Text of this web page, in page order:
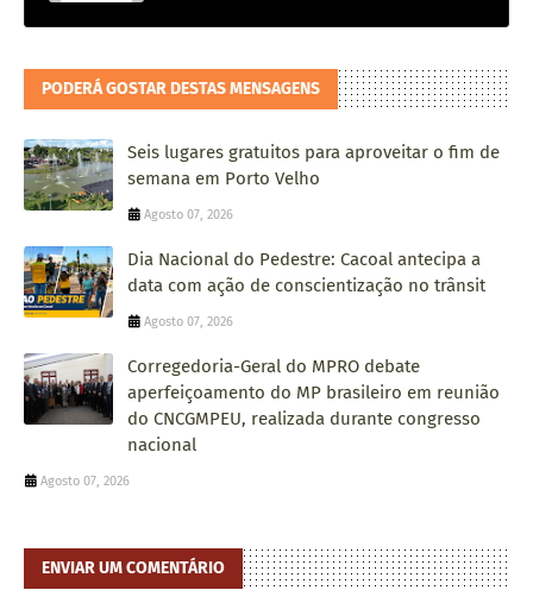
PODERÁ GOSTAR DESTAS MENSAGENS
Seis lugares gratuitos para aproveitar o fim de
semana em Porto Velho
Agosto 07, 2026
Dia Nacional do Pedestre: Cacoal antecipa a
data com ação de conscientização no trânsit
Agosto 07, 2026
Corregedoria-Geral do MPRO debate
aperfeiçoamento do MP brasileiro em reunião
do CNCGMPEU, realizada durante congresso
nacional
Agosto 07, 2026
ENVIAR UM COMENTÁRIO